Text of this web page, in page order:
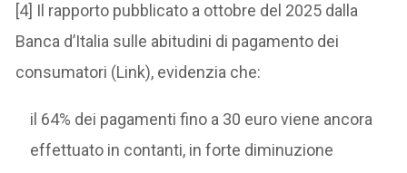
[4] Il rapporto pubblicato a ottobre del 2025 dalla
Banca d’Italia sulle abitudini di pagamento dei
consumatori (Link), evidenzia che:
il 64% dei pagamenti fino a 30 euro viene ancora
effettuato in contanti, in forte diminuzione